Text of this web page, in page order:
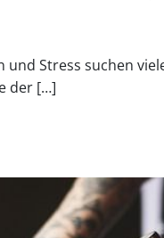
Stress suchen
der […]